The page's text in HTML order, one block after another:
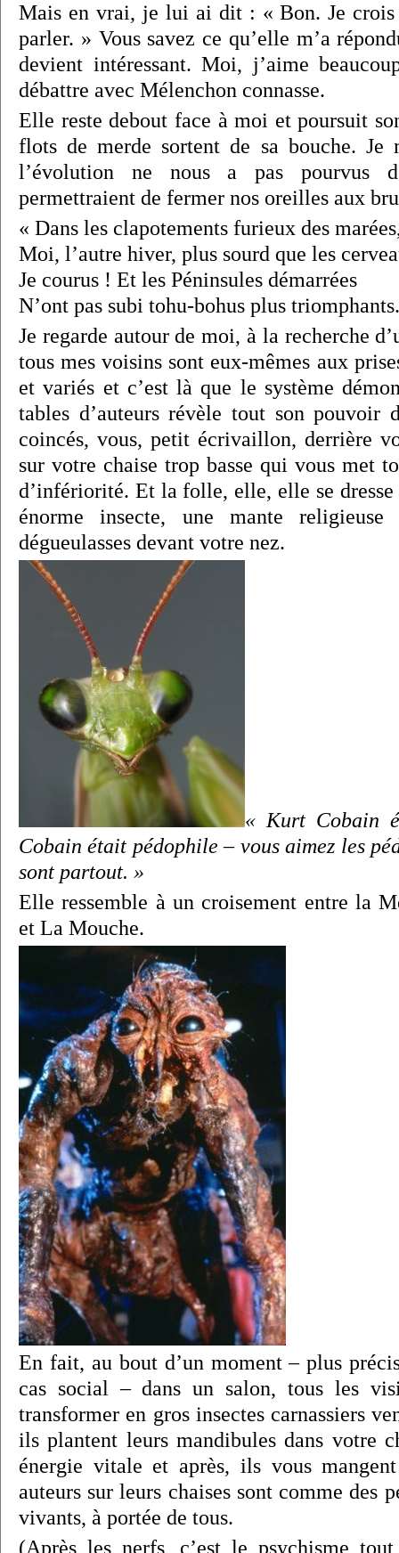
Mais en vrai, je lui ai dit : « Bon. Je crois
parler. » Vous savez ce qu’elle m’a
devient intéressant. Moi, j’aime
débattre avec Mélenchon connasse.
Elle reste debout face à moi et poursuit
flots de merde sortent de sa bouche. Je
l’évolution ne nous a pas pourvus
permettraient de fermer nos oreilles aux
« Dans les clapotements furieux des
Moi, l’autre hiver, plus sourd que les
Je courus ! Et les Péninsules démarrées
N’ont pas subi tohu-bohus plus
Je regarde autour de moi, à la recherche
tous mes voisins sont eux-mêmes aux
et variés et c’est là que le système
tables d’auteurs révèle tout son pouvoir
coincés, vous, petit écrivaillon, derrière
sur votre chaise trop basse qui vous met
d’infériorité. Et la folle, elle, elle se
énorme insecte, une mante
dégueulasses devant votre nez.
« Kurt Cobain
Cobain était pédophile – vous aimez les
sont partout. »
Elle ressemble à un croisement entre la
et La Mouche.
En fait, au bout d’un moment – plus
cas social – dans un salon, tous les
transformer en gros insectes carnassiers
ils plantent leurs mandibules dans votre
énergie vitale et après, ils vous
auteurs sur leurs chaises sont comme des
vivants, à portée de tous.
(Après les nerfs, c’est le psychisme